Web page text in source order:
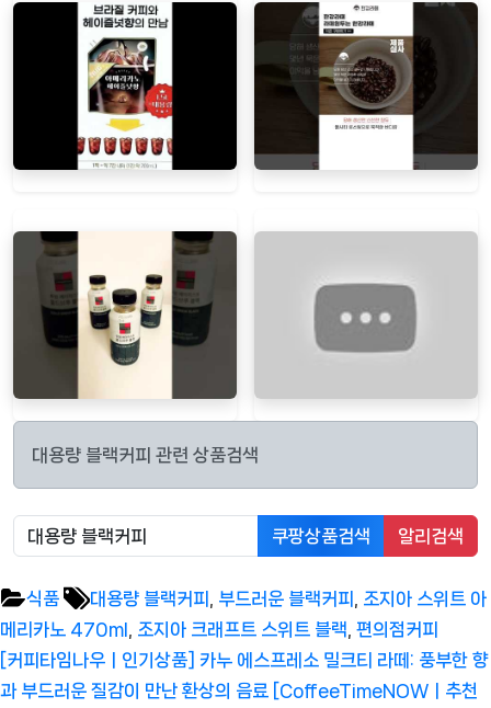
대용량 블랙커피 관련 상품검색
쿠팡상품검색 알리검색
식품 Tags:
대용량 블랙커피 부드러운 블랙커피
조지아 스위트 아
메리카노 470ml
조지아 크래프트 스위트 블랙 편의점커피
글
탐
Previous
Post:
[커피타임나우ㅣ인기상품] 카누 에스프레소 밀크티 라떼: 풍부한 향
과 부드러운 질감이 만난 환상의 음료 [CoffeeTimeNOWㅣ추천